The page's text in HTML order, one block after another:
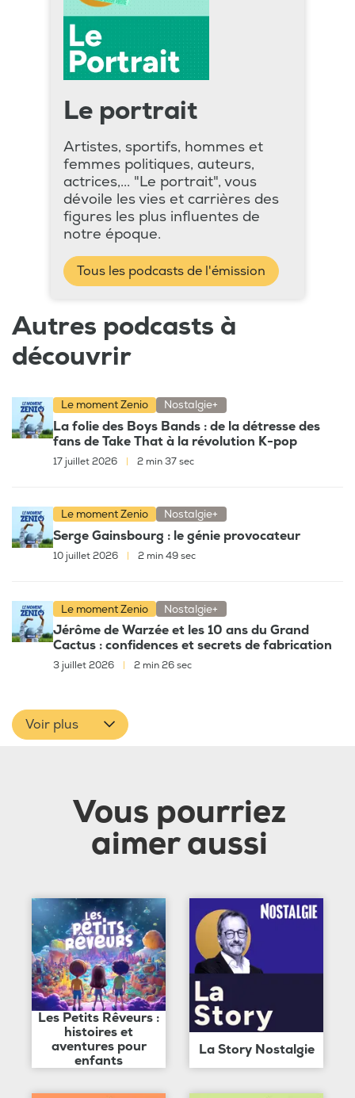
Le portrait
Artistes, sportifs, hommes et
femmes politiques, auteurs,
actrices,... "Le portrait", vous
dévoile les vies et carrières des
figures les plus influentes de
notre époque.
Tous les podcasts de l'émission
Autres podcasts à
découvrir
Le moment Zenio Nostalgie+
La folie des Boys Bands : de la détresse des
fans de Take That à la révolution K-pop
17 juillet 2026 2 min 37 sec
Le moment Zenio Nostalgie+
Serge Gainsbourg : le génie provocateur
10 juillet 2026 2 min 49 sec
Le moment Zenio Nostalgie+
Jérôme de Warzée et les 10 ans du Grand
Cactus : confidences et secrets de fabrication
3 juillet 2026 | 2 min 26 sec
Voir plus
Vous pourriez
aimer aussi
Les Petits Rêveurs :
histoires et
aventures pour
enfants
La Story Nostalgie